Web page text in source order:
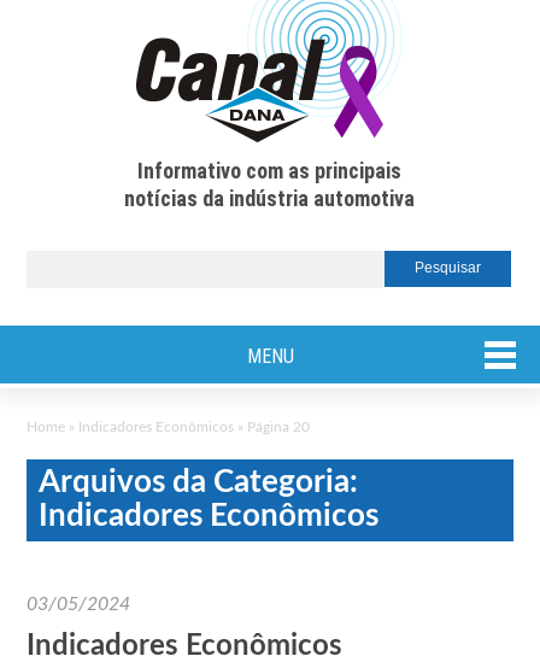
Informativo com as principais
notícias da indústria automotiva
MENU
Home » Indicadores Econômicos » Página 20
Arquivos da Categoria:
Indicadores Econômicos
03/05/2024
Indicadores Econômicos